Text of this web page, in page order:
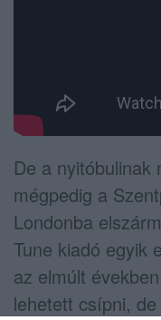
De a nyitóbulinak
mégpedig a
Londonba
Tune kiadó egyik
az elmúlt
lehetett csípni,